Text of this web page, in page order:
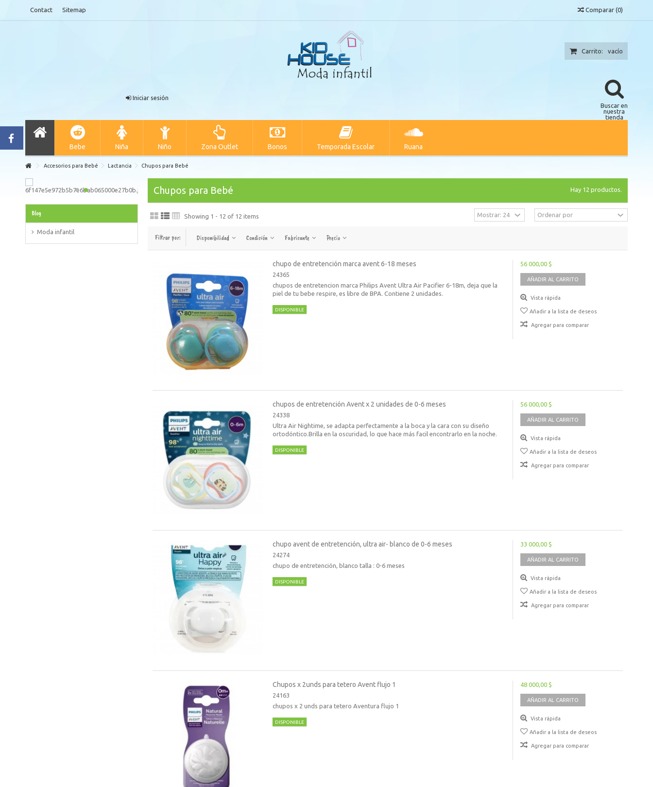
Contact Sitemap Comparar (0)
Carrito: vacío
Buscar en
nuestra
tienda
Iniciar sesión
Bebe Niña Niño Zona Outlet Bonos Temporada Escolar Ruana
Accesorios para Bebé Lactancia Chupos para Bebé
Chupos para Bebé Hay 12 productos.
Showing 1 - 12 of 12 items
Filtrar por: Disponibilidad Condición Fabricante Precio
chupo de entretención marca avent 6-18 meses
24365
chupos de entretencion marca Philips Avent Ultra Air Pacifier 6-18m, deja que la
piel de tu bebe respire, es libre de BPA. Contiene 2 unidades.
DISPONIBLE
56 000,00 $
AÑADIR AL CARRITO
Vista rápida
Añadir a la lista de deseos
Agregar para comparar
chupos de entretención Avent x 2 unidades de 0-6 meses
24338
Ultra Air Nightime, se adapta perfectamente a la boca y la cara con su diseño
ortodóntico.Brilla en la oscuridad, lo que hace más facil encontrarlo en la noche.
DISPONIBLE
56 000,00 $
AÑADIR AL CARRITO
Vista rápida
Añadir a la lista de deseos
Agregar para comparar
chupo avent de entretención, ultra air- blanco de 0-6 meses
24274
chupo de entretención, blanco talla : 0-6 meses
DISPONIBLE
33 000,00 $
AÑADIR AL CARRITO
Vista rápida
Añadir a la lista de deseos
Agregar para comparar
Chupos x 2unds para tetero Avent flujo 1
24163
chupos x 2 unds para tetero Aventura flujo 1
DISPONIBLE
48 000,00 $
AÑADIR AL CARRITO
Vista rápida
Añadir a la lista de deseos
Agregar para comparar
Blog
Moda infantil